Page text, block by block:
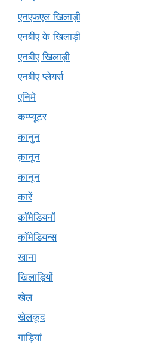
एनएफएल खिलाड़ी
एनबीए के खिलाड़ी
एनबीए खिलाड़ी
एनबीए प्लेयर्स
एनिमे
कम्प्यूटर
कानुन
क़ानून
कानून
कारें
कॉमेडियनों
कॉमेडियन्स
खाना
खिलाड़ियों
खेल
खेलकूद
गाड़ियां